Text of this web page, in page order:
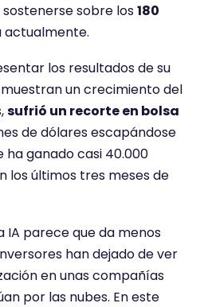
sobre los180
actualmente.
los resultados de su
un crecimiento del
sufrió un recorte en bolsa
de dólares escapándose
ganado casi 40.000
los últimos tres meses de
IA parece que da menos
han dejado de ver
en unas compañías
por las nubes. En este